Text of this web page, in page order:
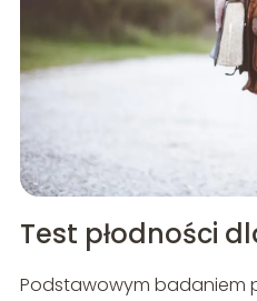
Test płodności
Podstawowym badaniem